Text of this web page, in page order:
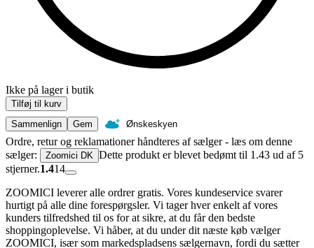
Ikke på lager i butik
Tilføj til kurv
Sammenlign
Gem Ønskeskyen
Ordre, retur og reklamationer håndteres af sælger - læs om denne
sælger:
Zoomici DK Dette produkt er blevet bedømt til 1.43 ud af 5
stjerner.1.414
ZOOMICI leverer alle ordrer gratis. Vores kundeservice svarer
hurtigt på alle dine forespørgsler. Vi tager hver enkelt af vores
kunders tilfredshed til os for at sikre, at du får den bedste
shoppingoplevelse. Vi håber, at du under dit næste køb vælger
ZOOMICI, især som markedspladsens sælgernavn, fordi du sætter